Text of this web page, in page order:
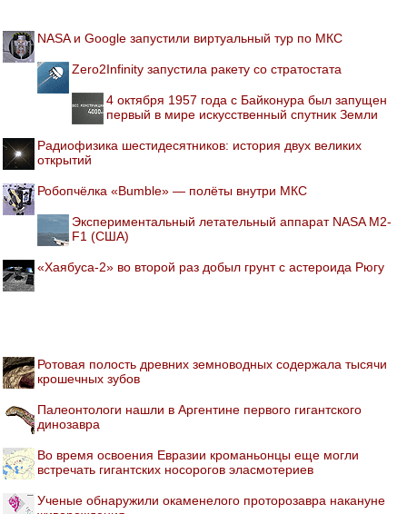
NASA и Google запустили виртуальный тур по МКС
Zero2Infinity запустила ракету со стратостата
4 октября 1957 года с Байконура был запущен
первый в мире искусственный спутник Земли
Радиофизика шестидесятников: история двух великих
открытий
Робопчёлка «Bumble» — полёты внутри МКС
Экспериментальный летательный аппарат NASA M2-
F1 (США)
«Хаябуса-2» во второй раз добыл грунт с астероида Рюгу
Ротовая полость древних земноводных содержала тысячи
крошечных зубов
Палеонтологи нашли в Аргентине первого гигантского
динозавра
Во время освоения Евразии кроманьонцы еще могли
встречать гигантских носорогов эласмотериев
Ученые обнаружили окаменелого проторозавра накануне